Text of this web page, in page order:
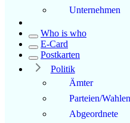
Unternehmen
Who is who
E-Card
Postkarten
Politik
Ämter
Parteien/Wahlen
Abgeordnete